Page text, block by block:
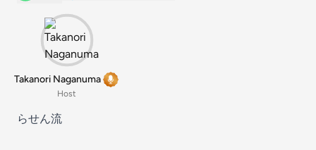
Takanori Naganuma
Host
らせん流